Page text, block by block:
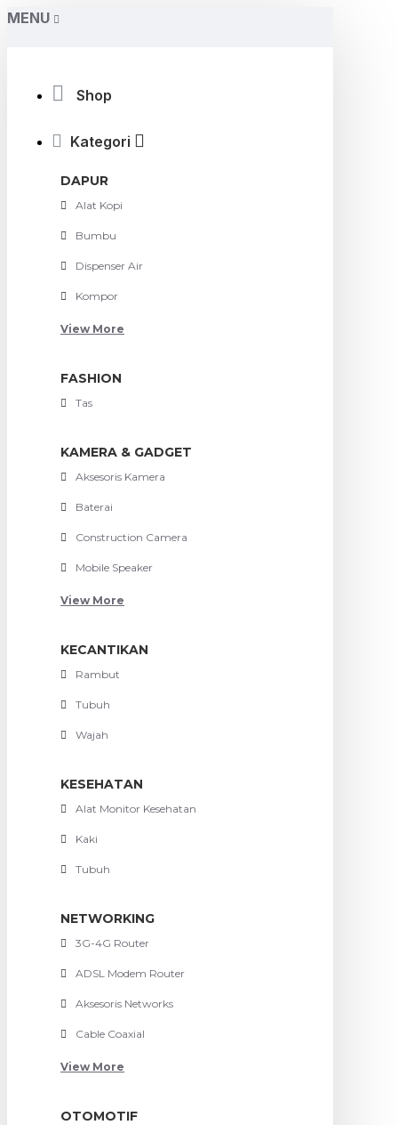
MENU
Shop
Kategori
DAPUR
Alat Kopi
Bumbu
Dispenser Air
Kompor
View More
FASHION
Tas
KAMERA & GADGET
Aksesoris Kamera
Baterai
Construction Camera
Mobile Speaker
View More
KECANTIKAN
Rambut
Tubuh
Wajah
KESEHATAN
Alat Monitor Kesehatan
Kaki
Tubuh
NETWORKING
3G-4G Router
ADSL Modem Router
Aksesoris Networks
Cable Coaxial
View More
OTOMOTIF